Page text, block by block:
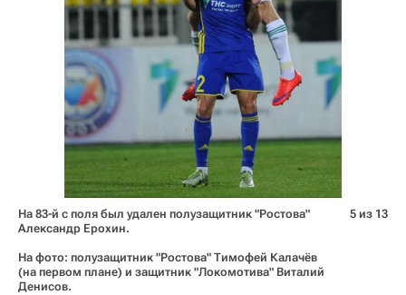
На 83-й с поля был удален полузащитник "Ростова"
Александр Ерохин.
На фото: полузащитник "Ростова" Тимофей Калачёв
(на первом плане) и защитник "Локомотива" Виталий
Денисов.
5 из 13